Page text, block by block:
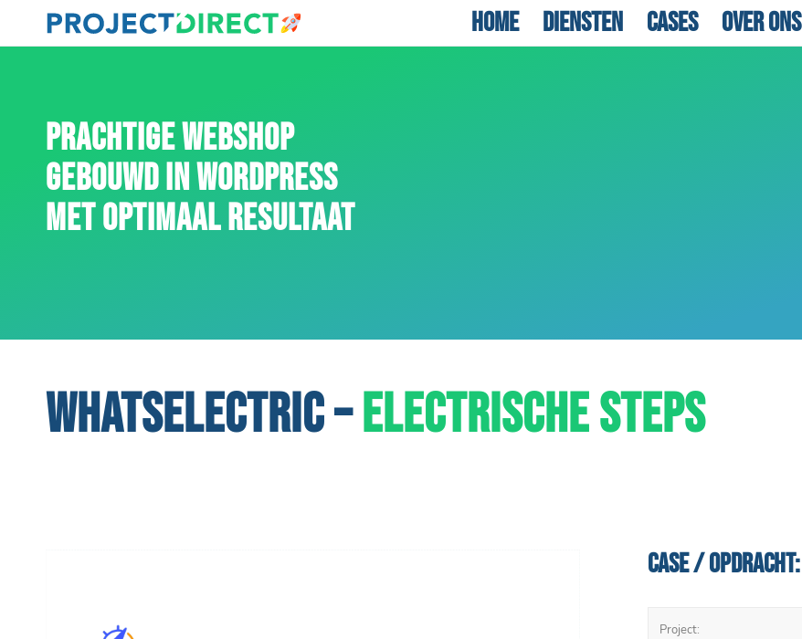
Home Diensten Cases Over ons
PRACHTIGE WEBSHOP
GEBOUWD IN WORDPRESS
MET OPTIMAAL RESULTAAT
WHATSELECTRIC –ELECTRISCHE STEPS
Case / Opdracht:
Project: